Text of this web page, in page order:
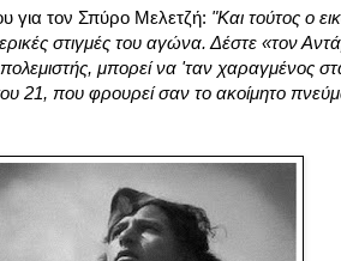
για τον Σπύρο Μελετζή: "Και τούτος ο
στιγμές του αγώνα. Δέστε «τον
πολεμιστής, μπορεί να 'ταν χαραγμένος
21, που φρουρεί σαν το ακοίμητο